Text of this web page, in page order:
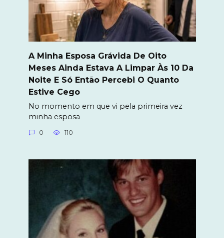
A Minha Esposa Grávida De Oito
Meses Ainda Estava A Limpar Às 10 Da
Noite E Só Então Percebi O Quanto
Estive Cego
No momento em que vi pela primeira vez
minha esposa
0 110